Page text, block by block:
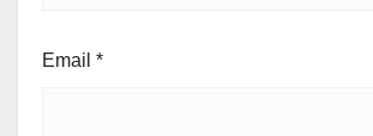
Email *